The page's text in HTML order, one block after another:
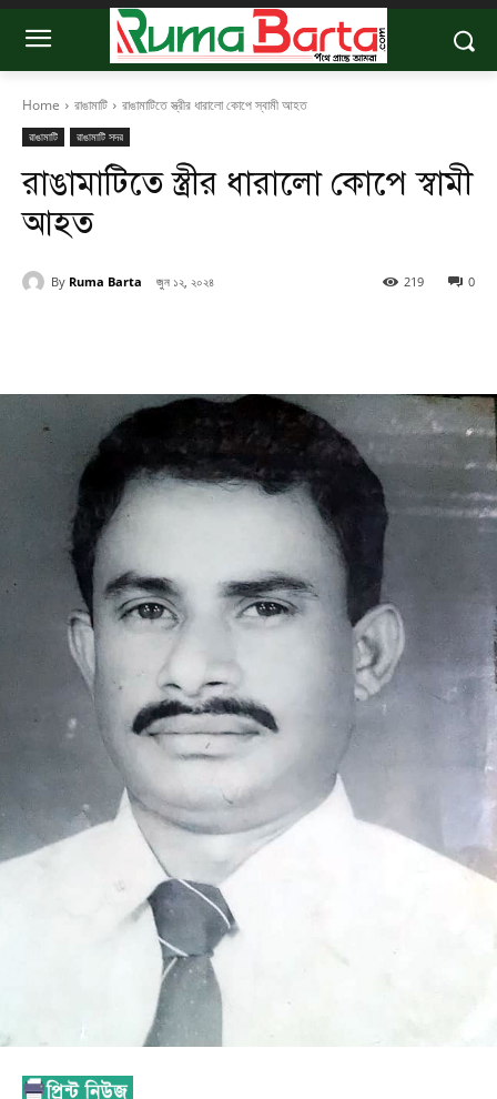
Home রাঙামাটি রাঙামাটিতে স্ত্রীর ধারালো কোপে স্বামী আহত
রাঙামাটি রাঙামাটি সদর
রাঙামাটিতে স্ত্রীর ধারালো কোপে স্বামী
আহত
By Ruma Barta জুন ১২, ২০২৪ 0
219